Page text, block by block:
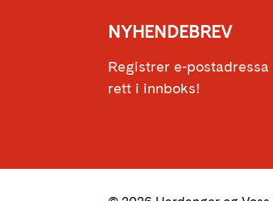
NYHENDEBREV
Registrer e-
rett i innboks!